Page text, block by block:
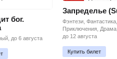
бог.
до 6 августа
Запределье
Фэнтези, Фантастика,
Приключения, Драма,
до 12 августа
Купить билет